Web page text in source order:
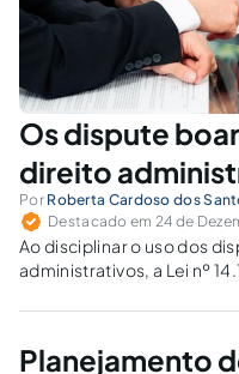
Os dispute
direito
Por Roberta Cardoso dos
Destacado em 24 de
Ao disciplinar o uso dos
administrativos, a Lei nº
incompatibilidade entre
Planejamento